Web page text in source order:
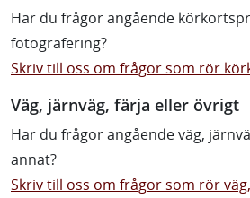
Har du frågor angående
fotografering?
Skriv till oss om frågor som rör
Väg, järnväg, färja eller övrigt
Har du frågor angående väg,
annat?
Skriv till oss om frågor som rör